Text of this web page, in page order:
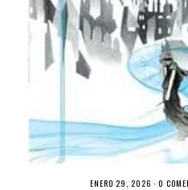
ENERO 29, 2026 · 0